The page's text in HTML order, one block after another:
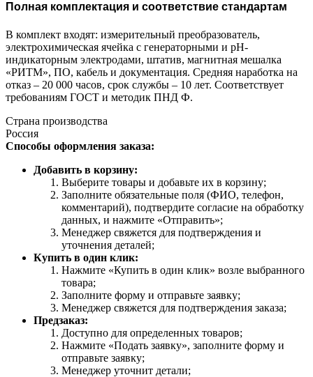
Полная комплектация и соответствие стандартам
В комплект входят: измерительный преобразователь,
электрохимическая ячейка с генераторными и рН-
индикаторным электродами, штатив, магнитная мешалка
«РИТМ», ПО, кабель и документация. Средняя наработка на
отказ – 20 000 часов, срок службы – 10 лет. Соответствует
требованиям ГОСТ и методик ПНД Ф.
Страна производства
Россия
Способы оформления заказа:
Добавить в корзину:
Выберите товары и добавьте их в корзину;
Заполните обязательные поля (ФИО, телефон,
комментарий), подтвердите согласие на обработку
данных, и нажмите «Отправить»;
Менеджер свяжется для подтверждения и
уточнения деталей;
Купить в один клик:
Нажмите «Купить в один клик» возле выбранного
товара;
Заполните форму и отправьте заявку;
Менеджер свяжется для подтверждения заказа;
Предзаказ:
Доступно для определенных товаров;
Нажмите «Подать заявку», заполните форму и
отправьте заявку;
Менеджер уточнит детали;